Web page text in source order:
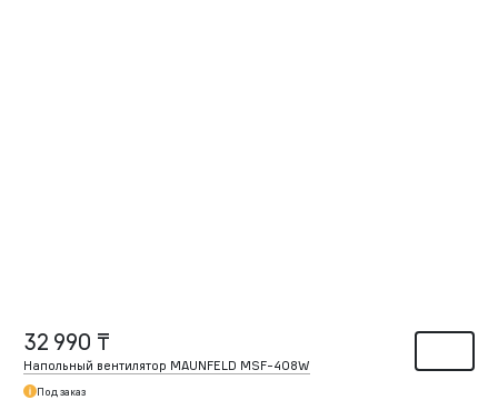
32 990 ₸
Напольный вентилятор MAUNFELD MSF-408W
Под заказ